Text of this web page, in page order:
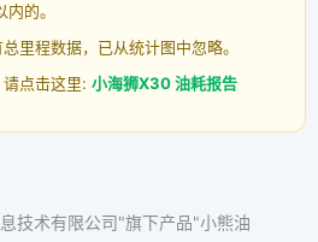
的。
里程数据，已从统计图中忽略。
点击这里: 小海狮X30 油耗报告
技术有限公司"旗下产品"小熊油